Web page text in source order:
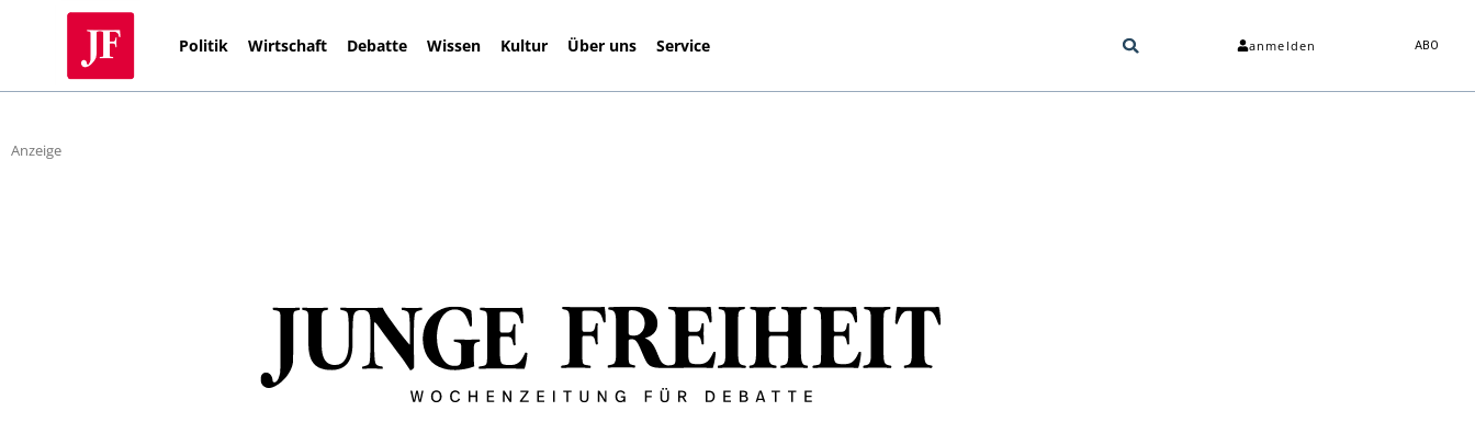
Politik Wirtschaft Debatte Wissen Kultur Über uns Service anmelden ABO
Anzeige